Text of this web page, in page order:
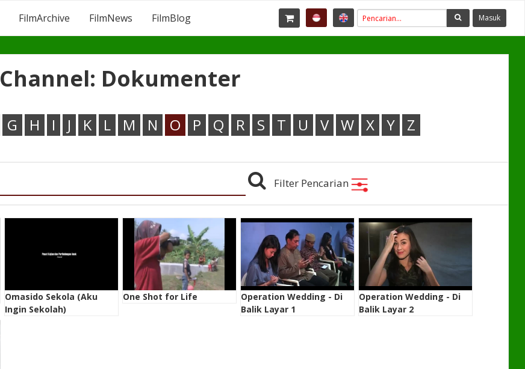
FilmArchive FilmNews FilmBlog Masuk
Channel: Dokumenter
G H I J K L M N O P Q R S T U V W X Y Z
Filter Pencarian
Omasido Sekola (Aku
Ingin Sekolah)
One Shot for Life
Operation Wedding - Di
Balik Layar 1
Operation Wedding - Di
Balik Layar 2